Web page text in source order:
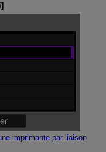
]
imprimante par liaison